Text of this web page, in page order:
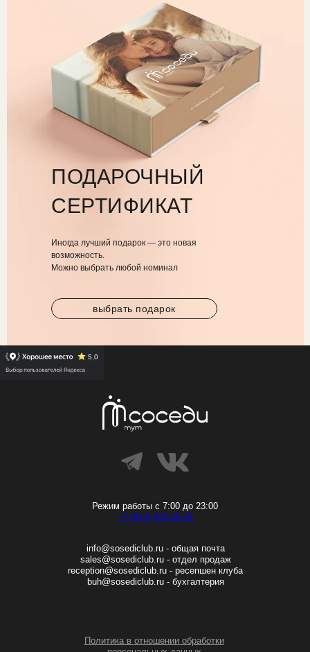
Иногда лучший подарок — это новая
возможность.
Можно выбрать любой номинал
ПОДАРОЧНЫЙ
СЕРТИФИКАТ
выбрать подарок
Режим работы с 7:00 до 23:00
+7 (812) 933 45 45
info@sosediclub.ru - общая почта
sales@sosediclub.ru - отдел продаж
reception@sosediclub.ru - ресепшен клуба
buh@sosediclub.ru - бухгалтерия
Политика в отношении обработки